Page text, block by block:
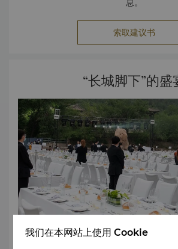
息。
索取建议书
“长城脚下”的盛
我们在本网站上使用 Cookie